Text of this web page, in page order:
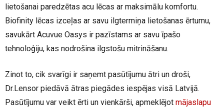
lietošanai paredzētas acu lēcas ar maksimālu komfortu.
Biofinity lēcas izceļas ar savu ilgtermiņa lietošanas ērtumu,
savukārt Acuvue Oasys ir pazīstams ar savu īpašo
tehnoloģiju, kas nodrošina ilgstošu mitrināšanu.
Zinot to, cik svarīgi ir saņemt pasūtījumu ātri un droši,
Dr.Lensor piedāvā ātras piegādes iespējas visā Latvijā.
Pasūtījumu var veikt ērti un vienkārši, apmeklējot mājaslapu